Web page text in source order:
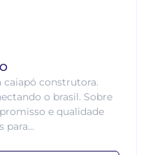
caiapó construtora.
o brasil. Sobre
e qualidade
para...